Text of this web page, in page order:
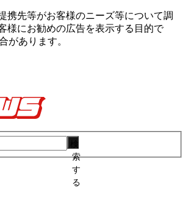
携先等がお客様のニーズ等について調
様にお勧めの広告を表⽰する⽬的で
があります。
索
す
る